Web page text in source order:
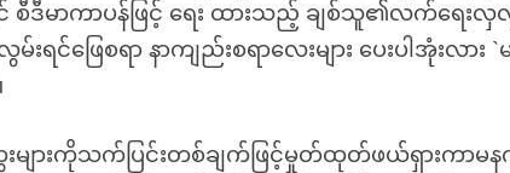
ဒီမာကာပန်ဖြင့် ရေး ထားသည့် ချစ်သူ၏လက်ရေးလှလှ
းရင်ဖြေစရာ နာကျည်းစရာလေးများ ပေးပါအုံးလာ
းများကိုသက်ပြင်းတစ်ချက်ဖြင့်မှုတ်ထုတ်ဖယ်ရှားကာ